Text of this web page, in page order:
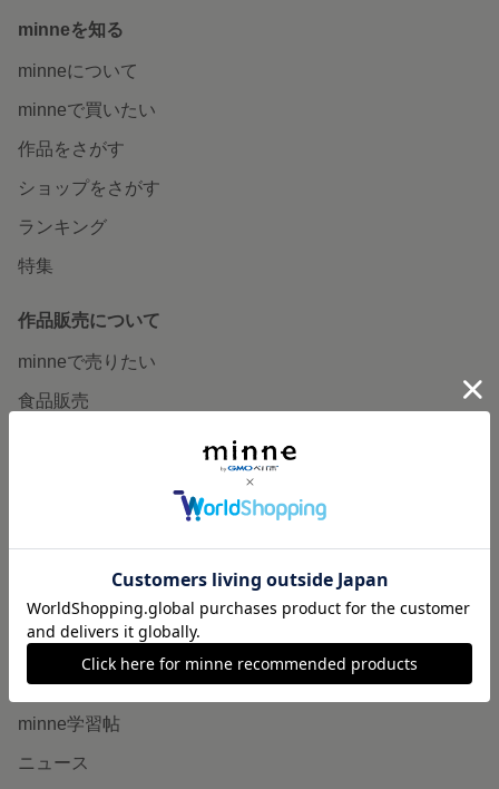
minneを知る
minneについて
minneで買いたい
作品をさがす
ショップをさがす
ランキング
特集
作品販売について
minneで売りたい
食品販売
minne LAB
販売支援企画・イベント
読みもの
minneとものづくりと
minne学習帖
ニュース